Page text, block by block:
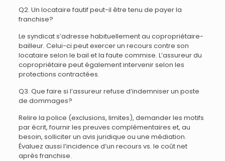
Q2. Un locataire fautif peut-il être tenu de payer la
franchise?
Le syndicat s’adresse habituellement au copropriétaire-
bailleur. Celui-ci peut exercer un recours contre son
locataire selon le bail et la faute commise. L’assureur du
copropriétaire peut également intervenir selon les
protections contractées.
Q3. Que faire si l’assureur refuse d’indemniser un poste
de dommages?
Relire la police (exclusions, limites), demander les motifs
par écrit, fournir les preuves complémentaires et, au
besoin, solliciter un avis juridique ou une médiation.
Évaluez aussi l’incidence d’un recours vs. le coût net
après franchise.